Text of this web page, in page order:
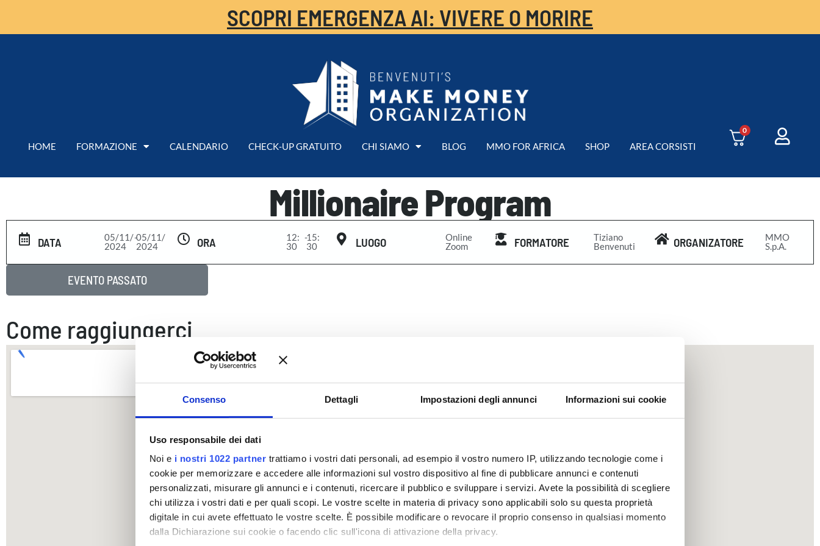
Consenso Dettagli Impostazioni degli annunci Informazioni sui cookie
Uso responsabile dei dati
Noi e i nostri 1022 partner trattiamo i vostri dati personali, ad esempio il vostro numero IP, utilizzando tecnologie come i
cookie per memorizzare e accedere alle informazioni sul vostro dispositivo al fine di pubblicare annunci e contenuti
personalizzati, misurare gli annunci e i contenuti, ricercare il pubblico e sviluppare i servizi. Avete la possibilità di scegliere
chi utilizza i vostri dati e per quali scopi. Le vostre scelte in materia di privacy sono applicabili solo su questa proprietà
digitale in cui avete effettuato le vostre scelte. È possibile modificare o revocare il proprio consenso in qualsiasi momento
dalla Dichiarazione sui cookie o facendo clic sull'icona di attivazione della privacy.
SCOPRI EMERGENZA AI: VIVERE O MORIRE
HOME FORMAZIONE CALENDARIO CHECK-UP GRATUITO CHI SIAMO BLOG MMO FOR AFRICA SHOP AREA CORSISTI
0
Millionaire Program
DATA
05/11/
2024
-05/11/
2024
ORA
12:
30
-15:
30
LUOGO
Online
Zoom
FORMATORE
Tiziano
Benvenuti
ORGANIZATORE
MMO
S.p.A.
EVENTO PASSATO
Come raggiungerci